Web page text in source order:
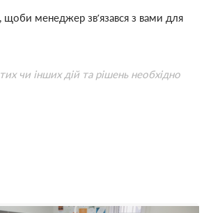
менеджер зв’язався з вами для
чи інших дій та рішень необхідно